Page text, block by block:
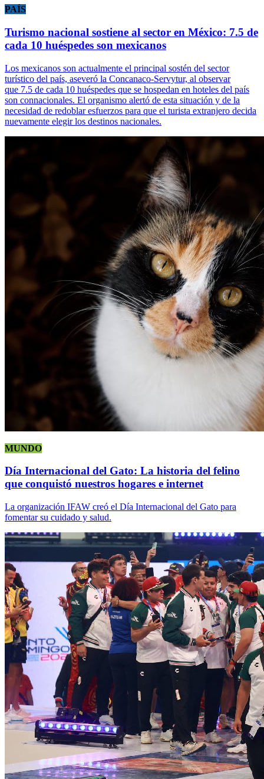
PAÍS
Turismo nacional sostiene al sector en México: 7.5 de
cada 10 huéspedes son mexicanos
Los mexicanos son actualmente el principal sostén del sector
turístico del país, aseveró la Concanaco-Servytur, al observar
que 7.5 de cada 10 huéspedes que se hospedan en hoteles del país
son connacionales. El organismo alertó de esta situación y de la
necesidad de redoblar esfuerzos para que el turista extranjero decida
nuevamente elegir los destinos nacionales.
MUNDO
Día Internacional del Gato: La historia del felino
que conquistó nuestros hogares e internet
La organización IFAW creó el Día Internacional del Gato para
fomentar su cuidado y salud.